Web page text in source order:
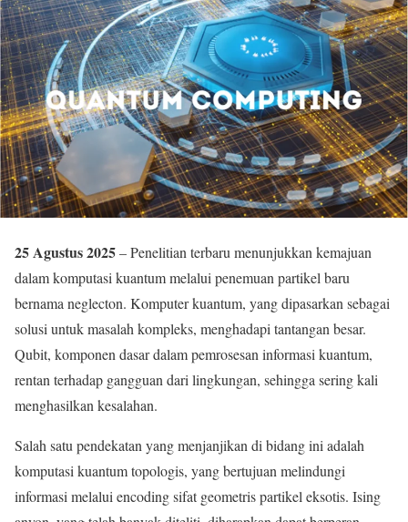
25 Agustus 2025– Penelitian terbaru menunjukkan kemajuan
dalam komputasi kuantum melalui penemuan partikel baru
bernama neglecton. Komputer kuantum, yang dipasarkan sebagai
solusi untuk masalah kompleks, menghadapi tantangan besar.
Qubit, komponen dasar dalam pemrosesan informasi kuantum,
rentan terhadap gangguan dari lingkungan, sehingga sering kali
menghasilkan kesalahan.
Salah satu pendekatan yang menjanjikan di bidang ini adalah
komputasi kuantum topologis, yang bertujuan melindungi
informasi melalui encoding sifat geometris partikel eksotis. Ising